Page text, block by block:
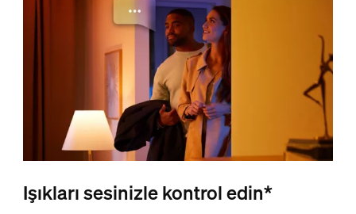
Işıkları sesinizle kontrol edin*